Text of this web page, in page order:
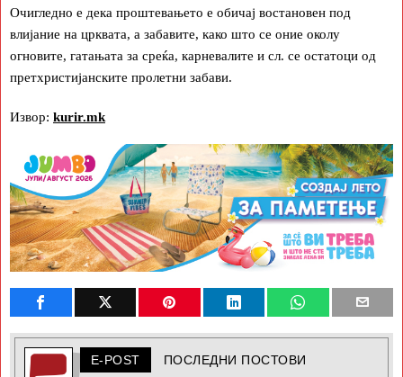
Очигледно е дека проштевањето е обичај востановен под
влијание на црквата, а забавите, како што се оние околу
огновите, гатањата за среќа, карневалите и сл. се остатоци од
претхристијанските пролетни забави.
Извор: kurir.mk
E-POST ПОСЛЕДНИ ПОСТОВИ